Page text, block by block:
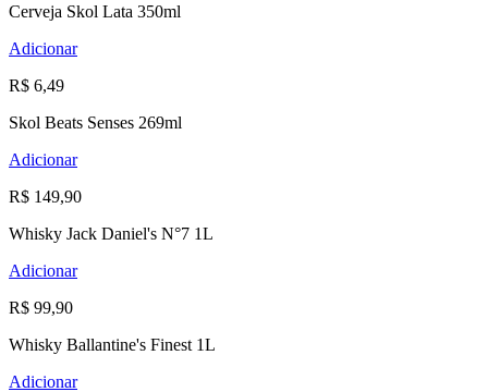
Cerveja Skol Lata 350ml
Adicionar
R$ 6,49
Skol Beats Senses 269ml
Adicionar
R$ 149,90
Whisky Jack Daniel's N°7 1L
Adicionar
R$ 99,90
Whisky Ballantine's Finest 1L
Adicionar